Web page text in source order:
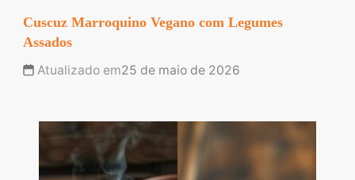
Cuscuz Marroquino Vegano com Legumes
Assados
Atualizado em25 de maio de 2026